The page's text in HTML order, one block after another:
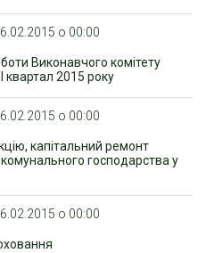
о 00:00
Виконавчого комітету
квартал 2015 року
о 00:00
капітальний ремонт
комунального господарства у
о 00:00